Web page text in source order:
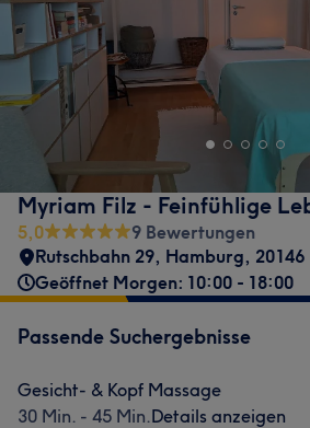
Myriam Filz - Feinfühlige
5,0
9 Bewertungen
Rutschbahn 29, Hamburg, 20146
Geöffnet Morgen: 10:00 - 18:00
Passende Suchergebnisse
Gesicht- & Kopf Massage
30 Min. - 45 Min.Details anzeigen